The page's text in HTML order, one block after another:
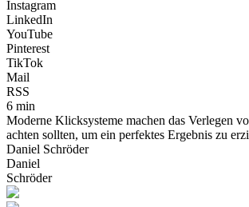
Instagram
LinkedIn
YouTube
Pinterest
TikTok
Mail
RSS
6 min
Moderne Klicksysteme machen das Verlegen
achten sollten, um ein perfektes Ergebnis zu
Daniel Schröder
Daniel
Schröder